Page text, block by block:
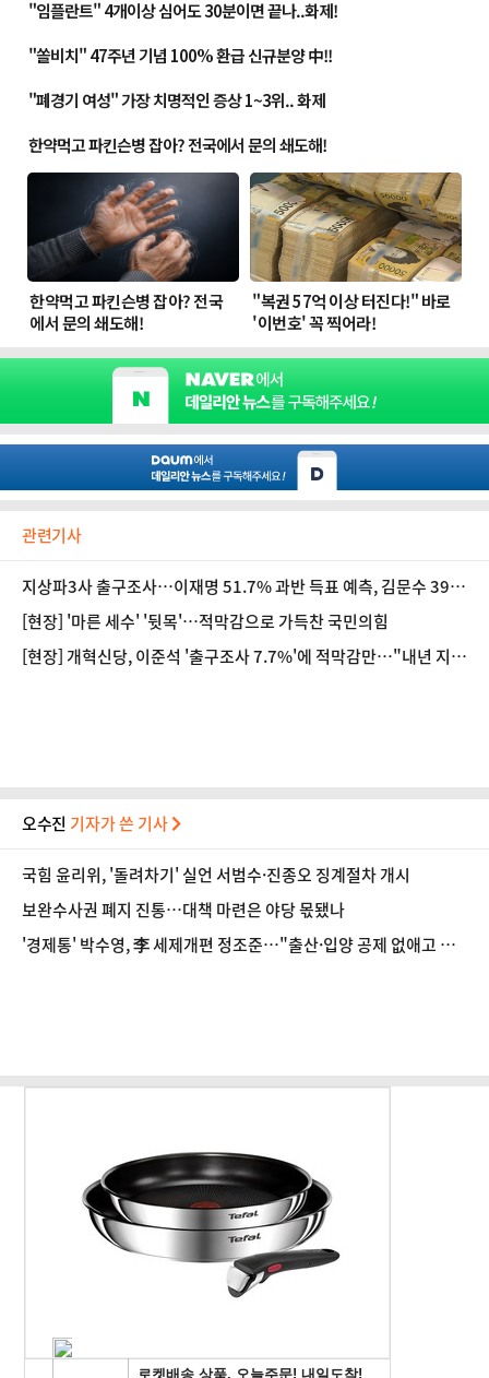
관련기사
지상파3사 출구조사…이재명 51.7% 과반 득표 예측, 김문수 39.
3%
[현장] '마른 세수' '뒷목'…적막감으로 가득찬 국민의힘
[현장] 개혁신당, 이준석 '출구조사 7.7%'에 적막감만…"내년 지방
오수진 기자가 쓴 기사
국힘 윤리위, '돌려차기' 실언 서범수·진종오 징계절차 개시
보완수사권 폐지 진통…대책 마련은 야당 몫됐나
'경제통' 박수영, 李 세제개편 정조준…"출산·입양 공제 없애고 세